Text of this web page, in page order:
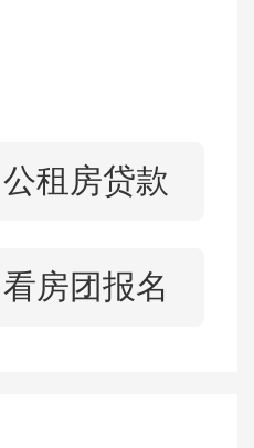
”。
代理协
公租房贷款
看房团报名